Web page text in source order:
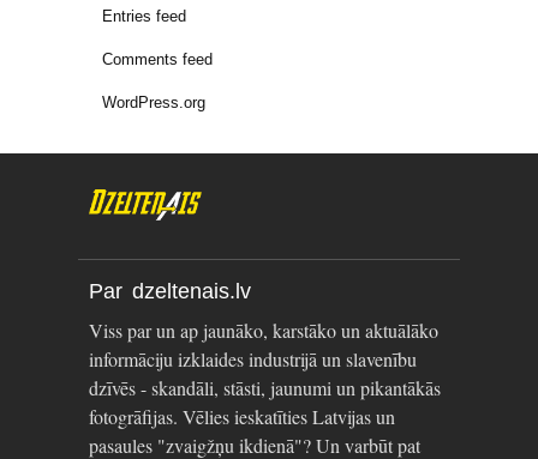
Entries feed
Comments feed
WordPress.org
Par dzeltenais.lv
Viss par un ap jaunāko, karstāko un aktuālāko
informāciju izklaides industrijā un slavenību
dzīvēs - skandāli, stāsti, jaunumi un pikantākās
fotogrāfijas. Vēlies ieskatīties Latvijas un
pasaules "zvaigžņu ikdienā"? Un varbūt pat